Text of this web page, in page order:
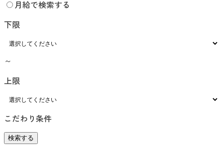
月給で検索する
下限
～
上限
こだわり条件
検索する